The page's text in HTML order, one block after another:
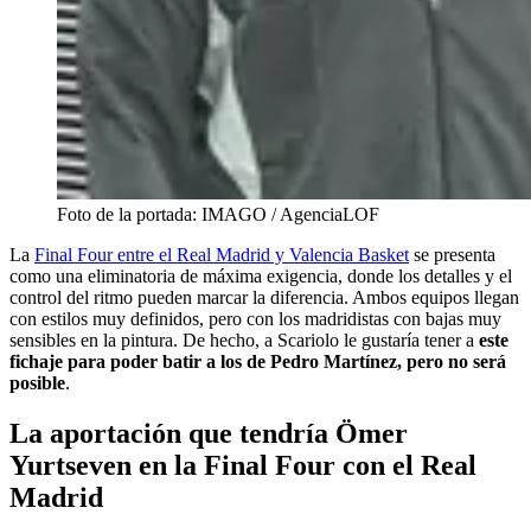
Foto de la portada: IMAGO / AgenciaLOF
La Final Four entre el Real Madrid y Valencia Basket se presenta
como una eliminatoria de máxima exigencia, donde los detalles y el
control del ritmo pueden marcar la diferencia. Ambos equipos llegan
con estilos muy definidos, pero con los madridistas con bajas muy
sensibles en la pintura. De hecho, a Scariolo le gustaría tener a este
fichaje para poder batir a los de Pedro Martínez, pero no será
posible.
La aportación que tendría Ömer
Yurtseven en la Final Four con el Real
Madrid